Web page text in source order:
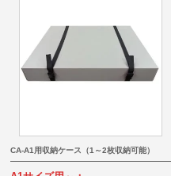
CA-A1用収納ケース（1～2枚収納可能）